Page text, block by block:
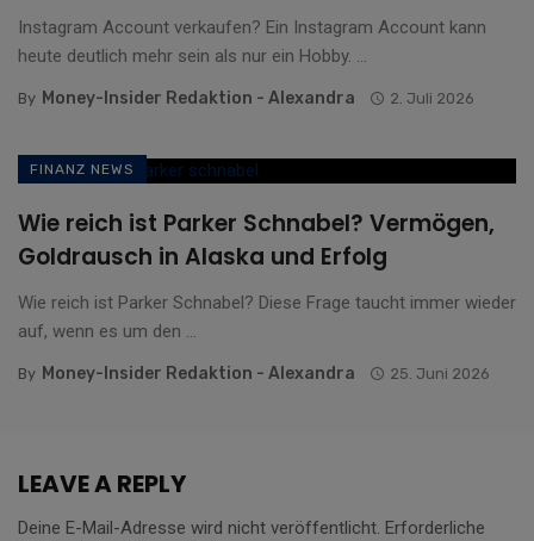
Instagram Account verkaufen? Ein Instagram Account kann
heute deutlich mehr sein als nur ein Hobby. ...
By Money-Insider Redaktion - Alexandra 2. Juli 2026
FINANZ NEWS
Wie reich ist Parker Schnabel? Vermögen,
Goldrausch in Alaska und Erfolg
Wie reich ist Parker Schnabel? Diese Frage taucht immer wieder
auf, wenn es um den ...
By Money-Insider Redaktion - Alexandra 25. Juni 2026
LEAVE A REPLY
Deine E-Mail-Adresse wird nicht veröffentlicht. Erforderliche